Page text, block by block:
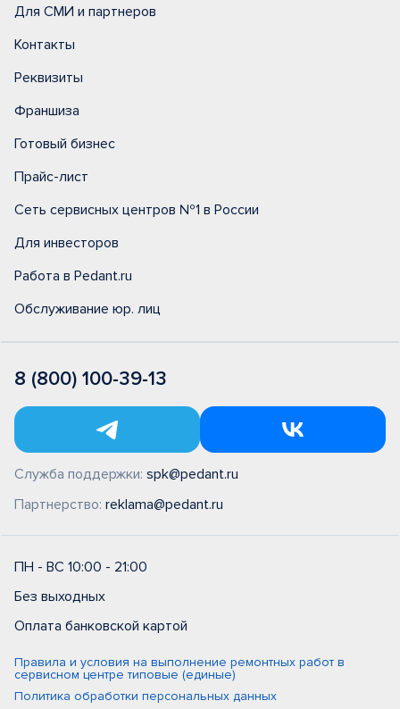
Для СМИ и партнеров
Контакты
Реквизиты
Франшиза
Готовый бизнес
Прайс-лист
Сеть сервисных центров №1 в России
Для инвесторов
Работа в Pedant.ru
Обслуживание юр. лиц
8 (800) 100-39-13
Служба поддержки: spk@pedant.ru
Партнерство: reklama@pedant.ru
ПН - ВС 10:00 - 21:00
Без выходных
Оплата банковской картой
Правила и условия на выполнение ремонтных работ в
сервисном центре типовые (единые)
Политика обработки персональных данных